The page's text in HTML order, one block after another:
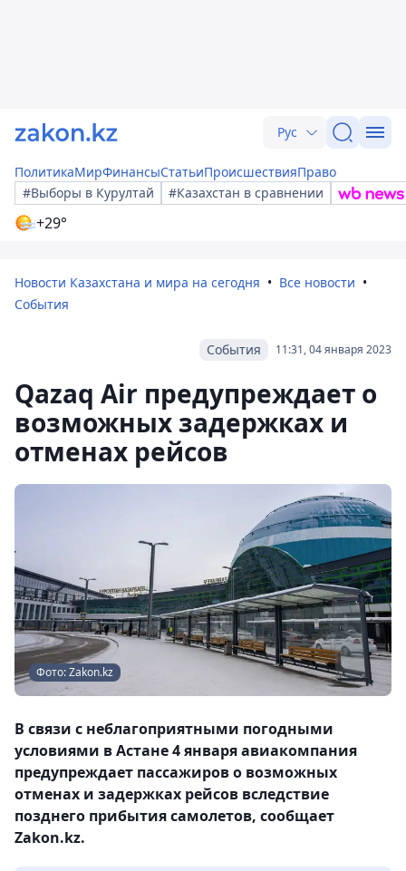
Рус
ПолитикаМирФинансыСтатьиПроисшествияПраво
#Выборы в Курултай
#Казахстан в сравнении
+29°
Новости Казахстана и мира на сегодня
Все новости
События
11:31, 04 января 2023
События
Qazaq Air предупреждает о
возможных задержках и
отменах рейсов
Фото: Zakon.kz
В связи с неблагоприятными погодными
условиями в Астане 4 января авиакомпания
предупреждает пассажиров о возможных
отменах и задержках рейсов вследствие
позднего прибытия самолетов, сообщает
Zakon.kz.